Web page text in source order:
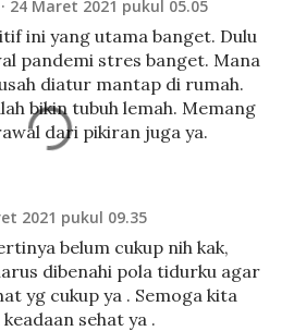
24 Maret 2021 pukul 05.05
ini yang utama banget. Dulu
pandemi stres banget. Mana
diatur mantap di rumah.
bikin tubuh lemah. Memang
dari pikiran juga ya.
2021 pukul 09.35
belum cukup nih kak,
dibenahi pola tidurku agar
yg cukup ya . Semoga kita
sehat ya .